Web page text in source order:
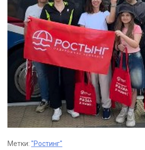
Метки: "Ростинг"